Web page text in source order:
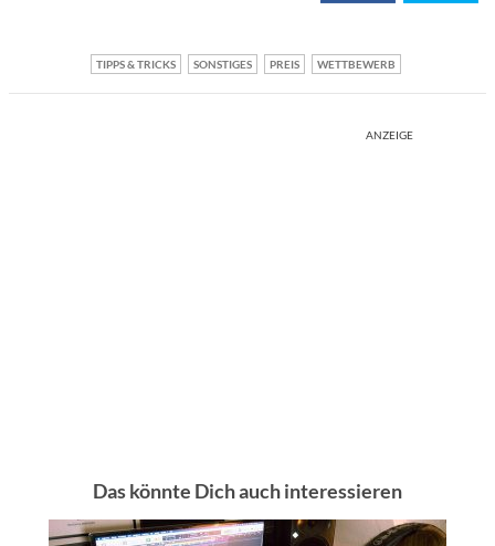
TIPPS & TRICKS SONSTIGES PREIS WETTBEWERB
ANZEIGE
Das könnte Dich auch interessieren